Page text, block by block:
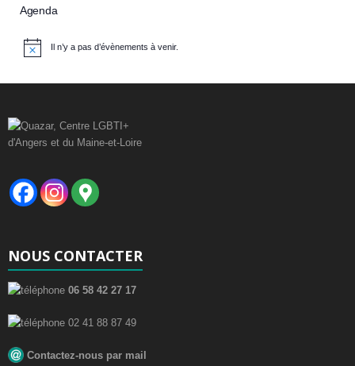
Agenda
Il n’y a pas d’évènements à venir.
NOUS CONTACTER
06 58 42 27 17
02 41 88 87 49
Contactez-nous par mail